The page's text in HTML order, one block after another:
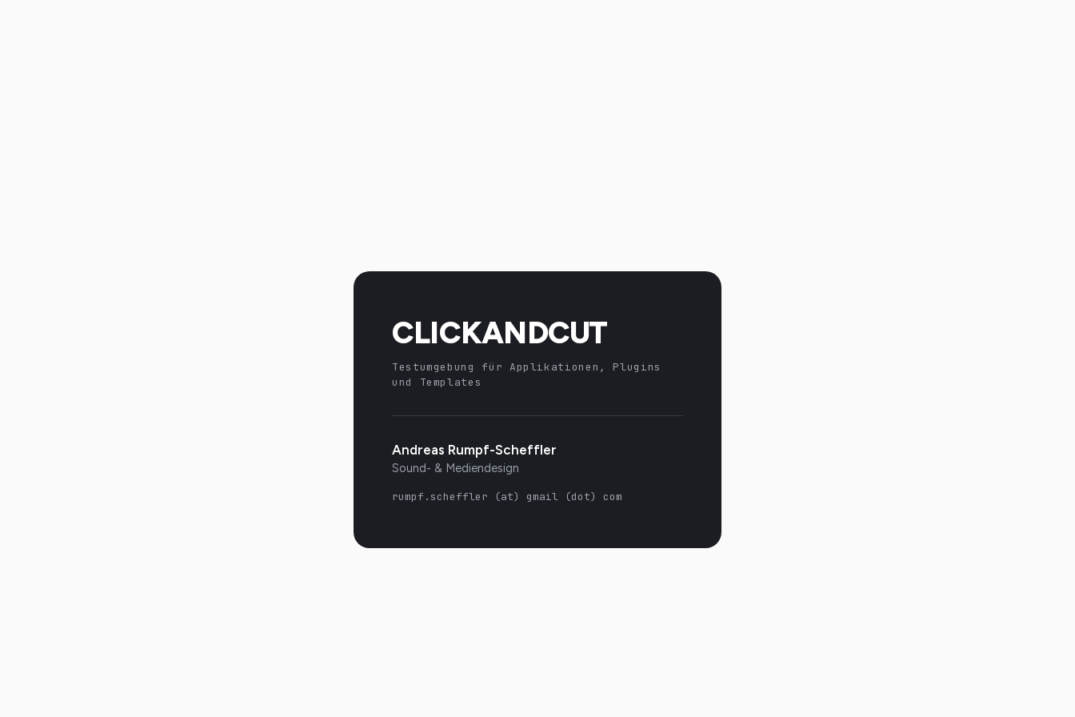
CLICKANDCUT
Testumgebung für Applikationen, Plugins
und Templates
Andreas Rumpf-Scheffler
Sound- & Mediendesign
rumpf.scheffler (at) gmail (dot) com